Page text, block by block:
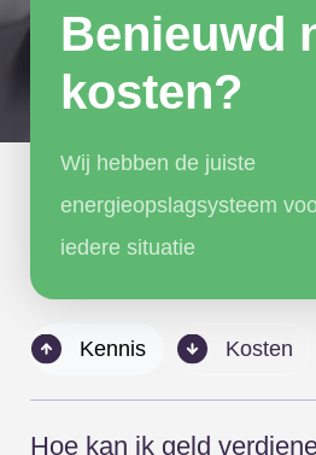
Benieuwd
kosten?
Wij hebben de juiste
energieopslagsysteem
iedere situatie
Kennis Kosten
Hoe kan ik geld